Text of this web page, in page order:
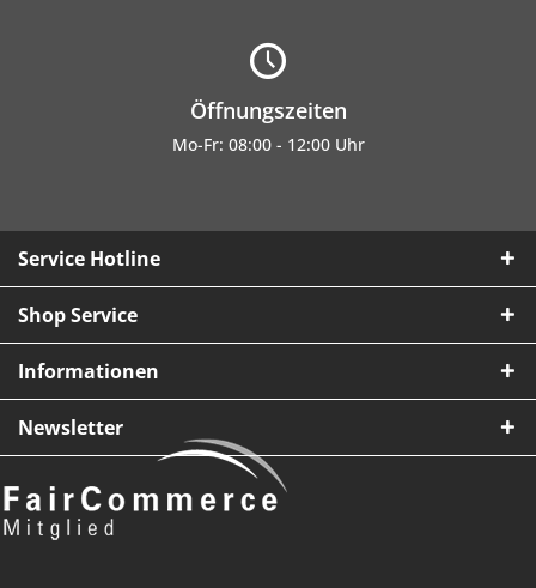
Öffnungszeiten
Mo-Fr: 08:00 - 12:00 Uhr
Service Hotline
Shop Service
Informationen
Newsletter